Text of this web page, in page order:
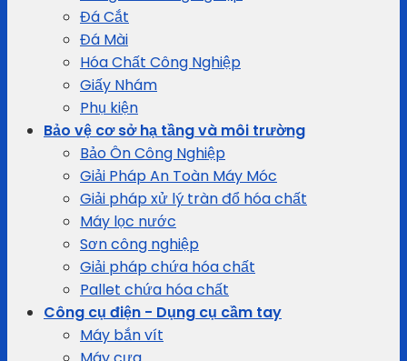
Đá Cắt
Đá Mài
Hóa Chất Công Nghiệp
Giấy Nhám
Phụ kiện
Bảo vệ cơ sở hạ tầng và môi trường
Bảo Ôn Công Nghiệp
Giải Pháp An Toàn Máy Móc
Giải pháp xử lý tràn đổ hóa chất
Máy lọc nước
Sơn công nghiệp
Giải pháp chứa hóa chất
Pallet chứa hóa chất
Công cụ điện - Dụng cụ cầm tay
Máy bắn vít